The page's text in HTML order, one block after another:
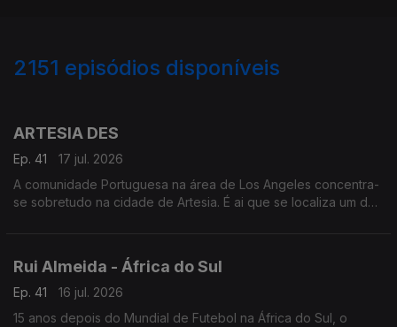
2151 episódios disponíveis
ARTESIA DES
Ep. 41
17 jul. 2026
A comunidade Portuguesa na área de Los Angeles concentra-
se sobretudo na cidade de Artesia. É ai que se localiza um dos
Rui Almeida - África do Sul
Ep. 41
16 jul. 2026
15 anos depois do Mundial de Futebol na África do Sul, o